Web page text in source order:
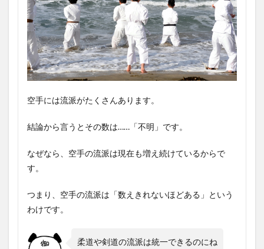
空手には流派がたくさんあります。
結論から言うとその数は……「不明」です。
なぜなら、空手の流派は現在も増え続けているからで
す。
つまり、空手の流派は「数えきれないほどある」という
わけです。
柔道や剣道の流派は統一できるのにね